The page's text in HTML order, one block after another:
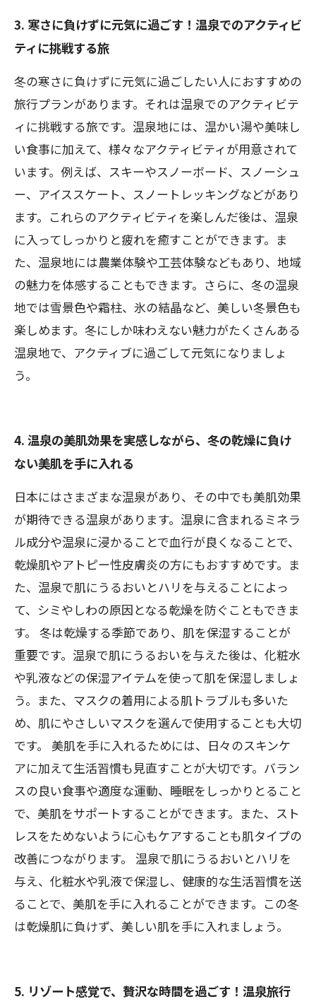
3. 寒さに負けずに元気に過ごす！温泉でのアクティビ
ティに挑戦する旅
冬の寒さに負けずに元気に過ごしたい人におすすめの
旅行プランがあります。それは温泉でのアクティビテ
ィに挑戦する旅です。温泉地には、温かい湯や美味し
い食事に加えて、様々なアクティビティが用意されて
います。例えば、スキーやスノーボード、スノーシュ
ー、アイススケート、スノートレッキングなどがあり
ます。これらのアクティビティを楽しんだ後は、温泉
に入ってしっかりと疲れを癒すことができます。ま
た、温泉地には農業体験や工芸体験などもあり、地域
の魅力を体感することもできます。さらに、冬の温泉
地では雪景色や霜柱、氷の結晶など、美しい冬景色も
楽しめます。冬にしか味わえない魅力がたくさんある
温泉地で、アクティブに過ごして元気になりましょ
う。
4. 温泉の美肌効果を実感しながら、冬の乾燥に負け
ない美肌を手に入れる
日本にはさまざまな温泉があり、その中でも美肌効果
が期待できる温泉があります。温泉に含まれるミネラ
ル成分や温泉に浸かることで血行が良くなることで、
乾燥肌やアトピー性皮膚炎の方にもおすすめです。ま
た、温泉で肌にうるおいとハリを与えることによっ
て、シミやしわの原因となる乾燥を防ぐこともできま
す。 冬は乾燥する季節であり、肌を保湿することが
重要です。温泉で肌にうるおいを与えた後は、化粧水
や乳液などの保湿アイテムを使って肌を保湿しましょ
う。また、マスクの着用による肌トラブルも多いた
め、肌にやさしいマスクを選んで使用することも大切
です。 美肌を手に入れるためには、日々のスキンケ
アに加えて生活習慣も見直すことが大切です。バラン
スの良い食事や適度な運動、睡眠をしっかりとること
で、美肌をサポートすることができます。また、スト
レスをためないように心もケアすることも肌タイプの
改善につながります。 温泉で肌にうるおいとハリを
与え、化粧水や乳液で保湿し、健康的な生活習慣を送
ることで、美肌を手に入れることができます。この冬
は乾燥肌に負けず、美しい肌を手に入れましょう。
5. リゾート感覚で、贅沢な時間を過ごす！温泉旅行